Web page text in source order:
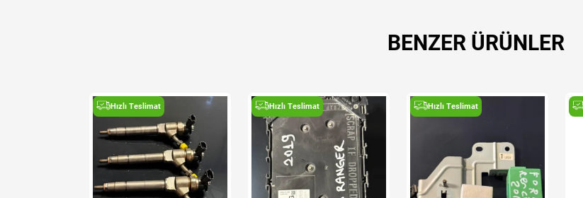
BENZER ÜRÜNLER
Hızlı Teslimat Hızlı Teslimat Hızlı Teslimat